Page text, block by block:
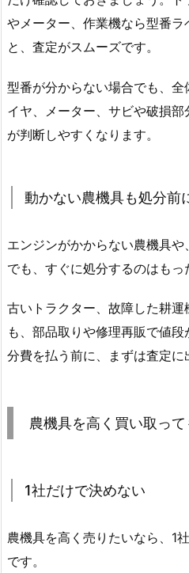
やメーター、作業機なら型番ラ
と、査定がスムーズです。
型番が分からない場合でも、
イヤ、メーター、サビや破損
が判断しやすくなります。
動かない農機具も処分前
エンジンがかからない農機具
でも、すぐに処分するのはもっ
古いトラクター、故障した耕
も、部品取りや修理再販で値
分費を払う前に、まずは査定に
農機具を高く買い取っ
1社だけで決めない
農機具を高く売りたいなら、1
です。